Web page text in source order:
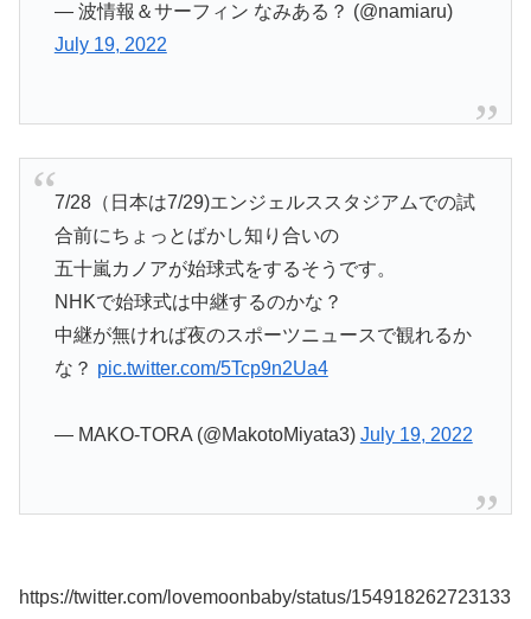
— 波情報＆サーフィン なみある？ (@namiaru)
July 19, 2022
7/28（日本は7/29)エンジェルススタジアムでの試
合前にちょっとばかし知り合いの
五十嵐カノアが始球式をするそうです。
NHKで始球式は中継するのかな？
中継が無ければ夜のスポーツニュースで観れるか
な？ pic.twitter.com/5Tcp9n2Ua4
— MAKO-TORA (@MakotoMiyata3) July 19, 2022
https://twitter.com/lovemoonbaby/status/154918262723133